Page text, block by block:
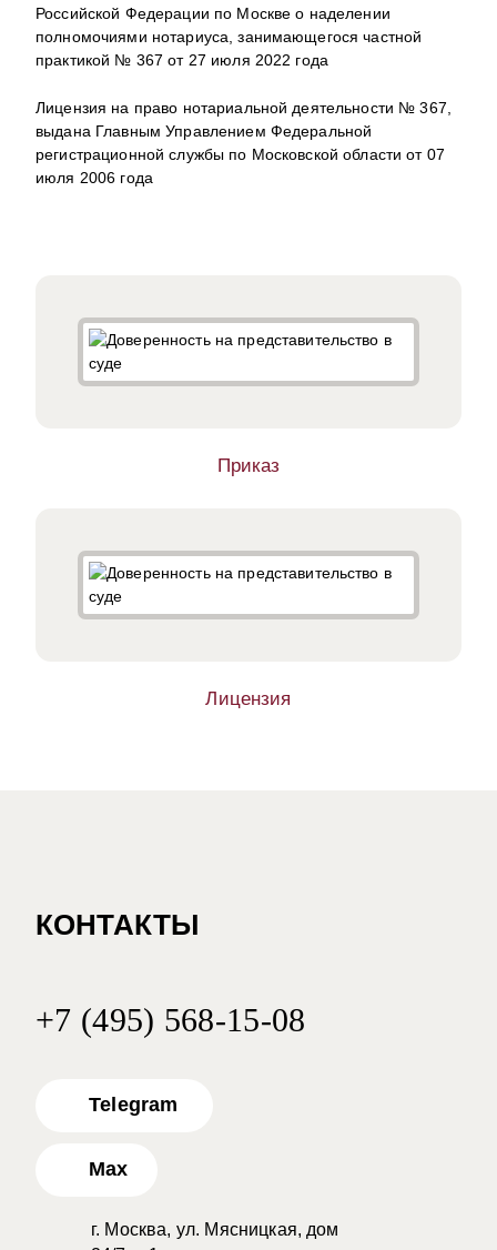
Российской Федерации по Москве о наделении
полномочиями нотариуса, занимающегося частной
практикой № 367 от 27 июля 2022 года
Лицензия на право нотариальной деятельности № 367,
выдана Главным Управлением Федеральной
регистрационной службы по Московской области от 07
июля 2006 года
Приказ
Лицензия
КОНТАКТЫ
+7 (495) 568-15-08
Telegram
Max
г. Москва, ул. Мясницкая, дом